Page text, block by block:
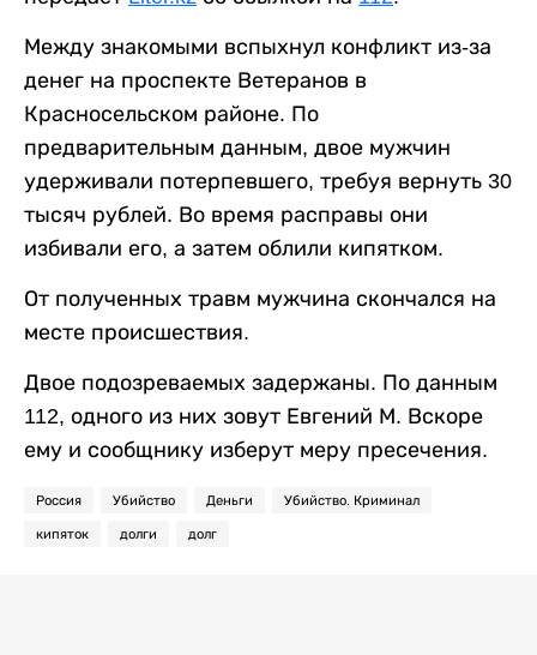
Между знакомыми вспыхнул конфликт из-за
денег на проспекте Ветеранов в
Красносельском районе. По
предварительным данным, двое мужчин
удерживали потерпевшего, требуя вернуть 30
тысяч рублей. Во время расправы они
избивали его, а затем облили кипятком.
От полученных травм мужчина скончался на
месте происшествия.
Двое подозреваемых задержаны. По данным
112, одного из них зовут Евгений М. Вскоре
ему и сообщнику изберут меру пресечения.
Россия Убийство Деньги Убийство. Криминал
кипяток долги долг